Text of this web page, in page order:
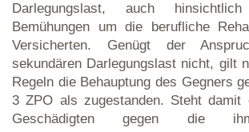
Darlegungslast, auch
Bemühungen um die berufliche
Versicherten. Genügt der
sekundären Darlegungslast nicht, gilt
Regeln die Behauptung des Gegners
3 ZPO als zugestanden. Steht damit
Geschädigten gegen die